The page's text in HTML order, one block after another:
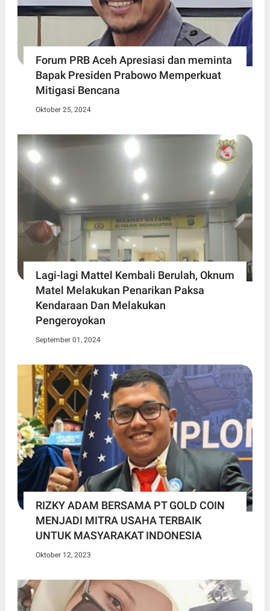
Forum PRB Aceh Apresiasi dan meminta
Bapak Presiden Prabowo Memperkuat
Mitigasi Bencana
Oktober 25, 2024
Lagi-lagi Mattel Kembali Berulah, Oknum
Matel Melakukan Penarikan Paksa
Kendaraan Dan Melakukan
Pengeroyokan
September 01, 2024
RIZKY ADAM BERSAMA PT GOLD COIN
MENJADI MITRA USAHA TERBAIK
UNTUK MASYARAKAT INDONESIA
Oktober 12, 2023